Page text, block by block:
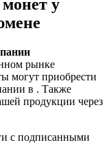
у
рынке
могут приобрести
в . Также
продукции через
с подписанными